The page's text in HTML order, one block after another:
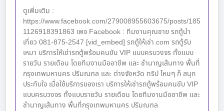
ดูเพิ่มเติม :
https://www.facebook.com/279008955603675/posts/185
1126918391863 เพจ Facebook : ทีมงานคุณชาย รถตู้นำ
เที่ยว 081-875-2547 [vid_embed] รถตู้ให้เช่า.com รถตู้รับ
เหมา บริการให้เช่ารถตู้พร้อมคนขับ VIP แบบครบวงจร ทั้งแบบ
รายวัน รายเดือน โดยทีมงานมืออาชีพ และ ชำนาญเส้นทาง พื้นที่
กรุงเทพมหานคร ปริมณฑล และ ต่างจังหวัด ทริป ไหนๆ ก็ สนุก
ประทับใจ เมื่อใช้บริการของเรา บริการให้เช่ารถตู้พร้อมคนขับ VIP
แบบครบวงจร ทั้งแบบรายวัน รายเดือน โดยทีมงานมืออาชีพ และ
ชำนาญเส้นทาง พื้นที่กรุงเทพมหานคร ปริมณฑล